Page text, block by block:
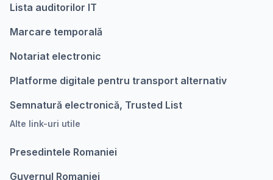
Lista auditorilor IT
Marcare temporalǎ
Notariat electronic
Platforme digitale pentru transport alternativ
Semnatură electronică, Trusted List
Alte link-uri utile
Presedintele Romaniei
Guvernul Romaniei